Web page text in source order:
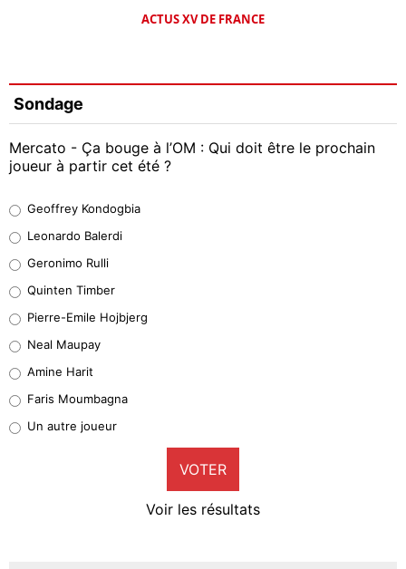
ACTUS XV DE FRANCE
Sondage
Mercato - Ça bouge à l’OM : Qui doit être le prochain
joueur à partir cet été ?
38%
32%
5%
1%
9%
Geoffrey Kondogbia
Leonardo Balerdi
Geronimo Rulli
Quinten Timber
Pierre-Emile Hojbjerg
Neal Maupay
Amine Harit
Faris Moumbagna
Un autre joueur
VOTER
Voir les résultats